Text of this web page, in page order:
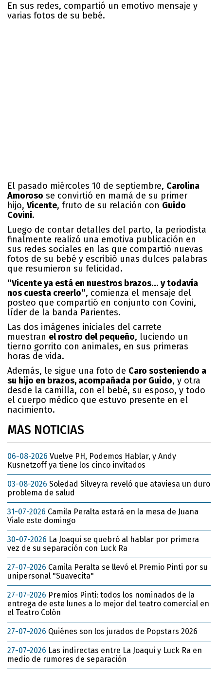
En sus redes, compartió un emotivo mensaje y
varias fotos de su bebé.
El pasado miércoles 10 de septiembre, Carolina
Amoroso se convirtió en mamá de su primer
hijo,Vicente, fruto de su relación con Guido
Covini.
Luego de contar detalles del parto, la periodista
finalmente realizó una emotiva publicación en
sus redes sociales en las que compartió nuevas
fotos de su bebé y escribió unas dulces palabras
que resumieron su felicidad.
“Vicente ya está en nuestros brazos… y todavía
nos cuesta creerlo”, comienza el mensaje del
posteo que compartió en conjunto con Covini,
líder de la banda Parientes.
Las dos imágenes iniciales del carrete
muestran el rostro del pequeño, luciendo un
tierno gorrito con animales, en sus primeras
horas de vida.
Además, le sigue una foto de Caro sosteniendo a
su hijo en brazos, acompañada por Guido, y otra
desde la camilla, con el bebé, su esposo, y todo
el cuerpo médico que estuvo presente en el
nacimiento.
MÁS NOTICIAS
06-08-2026 Vuelve PH, Podemos Hablar, y Andy
Kusnetzoff ya tiene los cinco invitados
03-08-2026 Soledad Silveyra reveló que ataviesa un duro
problema de salud
31-07-2026 Camila Peralta estará en la mesa de Juana
Viale este domingo
30-07-2026 La Joaqui se quebró al hablar por primera
vez de su separación con Luck Ra
27-07-2026 Camila Peralta se llevó el Premio Pinti por su
unipersonal "Suavecita"
27-07-2026 Premios Pinti: todos los nominados de la
entrega de este lunes a lo mejor del teatro comercial en
el Teatro Colón
27-07-2026 Quiénes son los jurados de Popstars 2026
27-07-2026 Las indirectas entre La Joaqui y Luck Ra en
medio de rumores de separación